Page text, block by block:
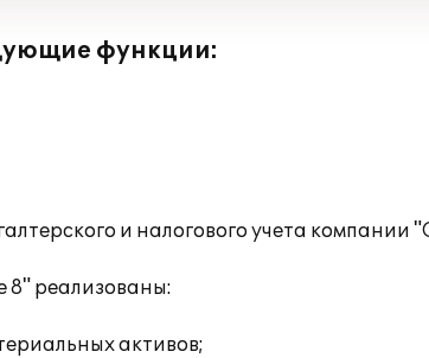
функции:
и налогового учета
8" реализованы:
активов;